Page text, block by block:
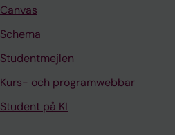
Canvas
Schema
Studentmejlen
Kurs- och programwebbar
Student på KI